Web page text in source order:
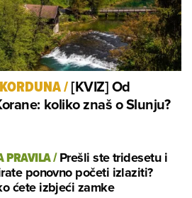
/[KVIZ] Od
koliko znaš o Slunju?
PRAVILA/Prešli ste tridesetu i
ponovno početi izlaziti?
ćete izbjeći zamke